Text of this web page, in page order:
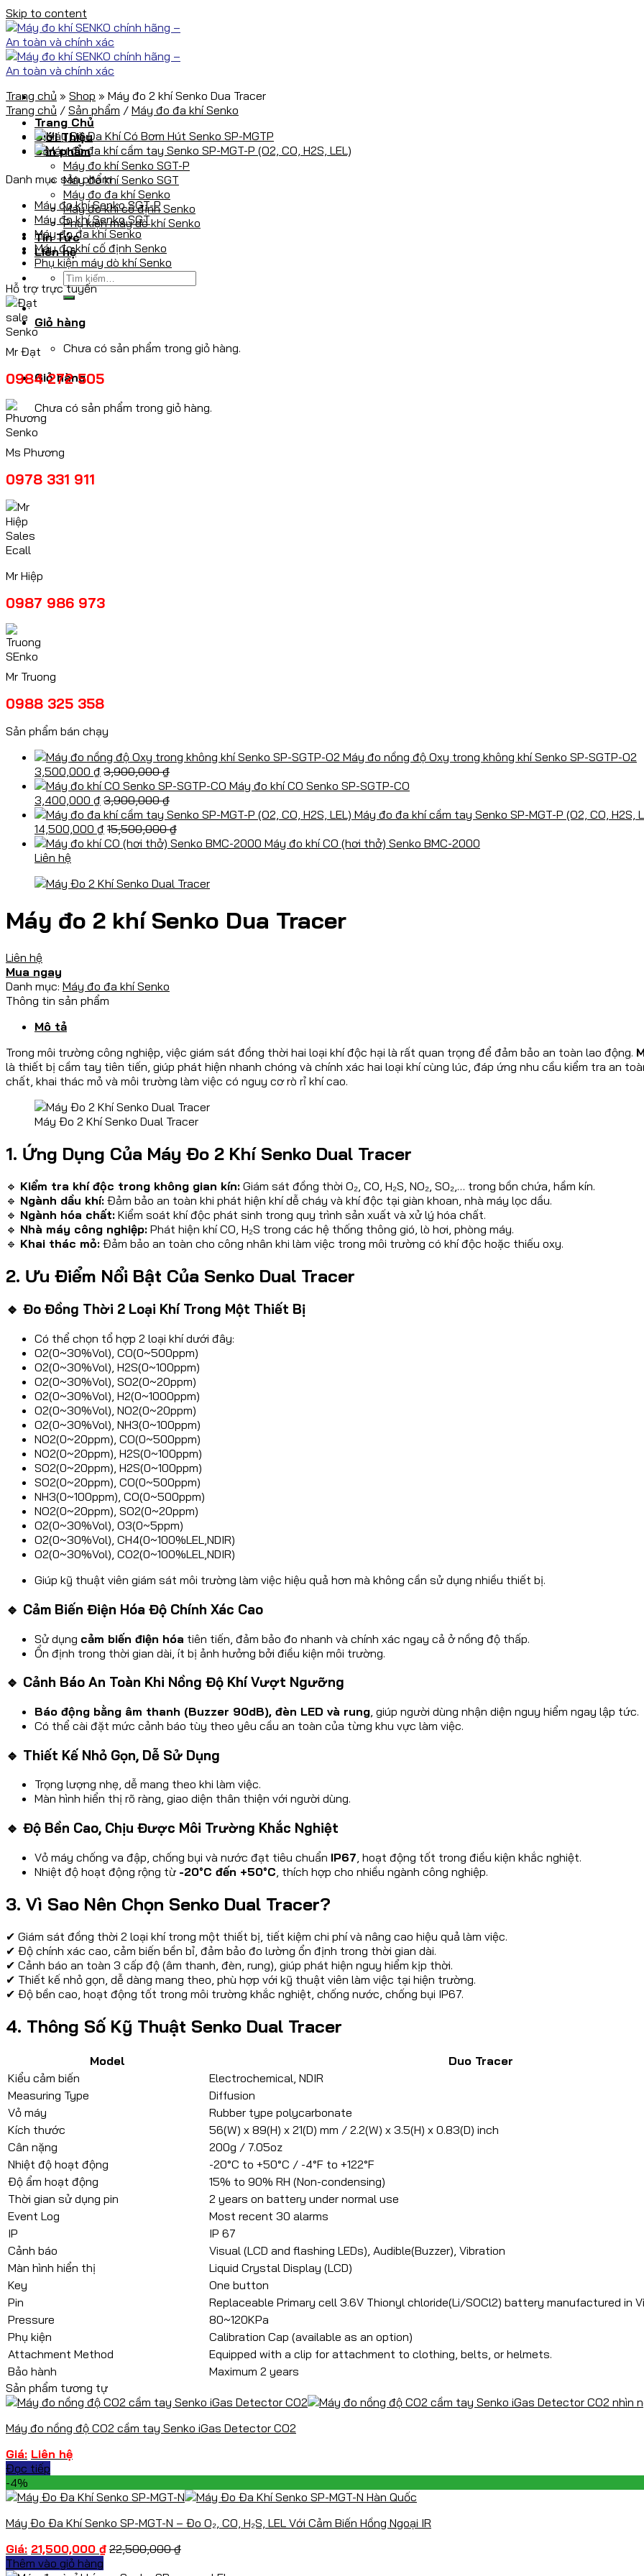
Skip to content
Trang Chủ
Giới Thiệu
Sản phẩm
Máy đo khí Senko SGT-P
Máy đo khí Senko SGT
Máy đo đa khí Senko
Máy đo khí cố định Senko
Phụ kiện máy dò khí Senko
Tin Tức
Liên hệ
Giỏ hàng
Chưa có sản phẩm trong giỏ hàng.
Giỏ hàng
Chưa có sản phẩm trong giỏ hàng.
Trang chủ » Shop » Máy đo 2 khí Senko Dua Tracer
Trang chủ / Sản phẩm / Máy đo đa khí Senko
Danh mục sản phẩm
Máy đo khí Senko SGT-P
Máy đo khí Senko SGT
Máy đo đa khí Senko
Máy đo khí cố định Senko
Phụ kiện máy dò khí Senko
Hỗ trợ trực tuyến
Mr Đạt
0984 272 505
Ms Phương
0978 331 911
Mr Hiệp
0987 986 973
Mr Truong
0988 325 358
Sản phẩm bán chạy
Máy đo nồng độ Oxy trong không khí Senko SP-SGTP-O2
3,500,000 ₫ 3,900,000₫
Máy đo khí CO Senko SP-SGTP-CO
3,400,000 ₫ 3,900,000₫
Máy đo đa khí cầm tay Senko SP-MGT-P (O2, CO, H2S,
14,500,000 ₫ 15,500,000₫
Máy đo khí CO (hơi thở) Senko BMC-2000
Liên hệ
Máy đo 2 khí Senko Dua Tracer
Liên hệ
Mua ngay
Danh mục: Máy đo đa khí Senko
Thông tin sản phẩm
Mô tả
Trong môi trường công nghiệp, việc giám sát đồng thời hai loại khí độc hại là rất quan trọng để đảm bảo an toàn lao động.
là thiết bị cầm tay tiên tiến, giúp phát hiện nhanh chóng và chính xác hai loại khí cùng lúc, đáp ứng nhu cầu kiểm tra an
chất, khai thác mỏ và môi trường làm việc có nguy cơ rò rỉ khí cao.
Máy Đo 2 Khí Senko Dual Tracer
1. Ứng Dụng Của Máy Đo 2 Khí Senko Dual Tracer
🔹 Kiểm tra khí độc trong không gian kín: Giám sát đồng thời O₂, CO, H₂S, NO₂, SO₂,… trong bồn chứa, hầm kín.
🔹 Ngành dầu khí: Đảm bảo an toàn khi phát hiện khí dễ cháy và khí độc tại giàn khoan, nhà máy lọc dầu.
🔹 Ngành hóa chất: Kiểm soát khí độc phát sinh trong quy trình sản xuất và xử lý hóa chất.
🔹 Nhà máy công nghiệp: Phát hiện khí CO, H₂S trong các hệ thống thông gió, lò hơi, phòng máy.
🔹 Khai thác mỏ: Đảm bảo an toàn cho công nhân khi làm việc trong môi trường có khí độc hoặc thiếu oxy.
2. Ưu Điểm Nổi Bật Của Senko Dual Tracer
🔹 Đo Đồng Thời 2 Loại Khí Trong Một Thiết Bị
Có thể chọn tổ hợp 2 loại khí dưới đây:
O2(0~30%Vol), CO(0~500ppm)
O2(0~30%Vol), H2S(0~100ppm)
O2(0~30%Vol), SO2(0~20ppm)
O2(0~30%Vol), H2(0~1000ppm)
O2(0~30%Vol), NO2(0~20ppm)
O2(0~30%Vol), NH3(0~100ppm)
NO2(0~20ppm), CO(0~500ppm)
NO2(0~20ppm), H2S(0~100ppm)
SO2(0~20ppm), H2S(0~100ppm)
SO2(0~20ppm), CO(0~500ppm)
NH3(0~100ppm), CO(0~500ppm)
NO2(0~20ppm), SO2(0~20ppm)
O2(0~30%Vol), O3(0~5ppm)
O2(0~30%Vol), CH4(0~100%LEL,NDIR)
O2(0~30%Vol), CO2(0~100%LEL,NDIR)
Giúp kỹ thuật viên giám sát môi trường làm việc hiệu quả hơn mà không cần sử dụng nhiều thiết bị.
🔹 Cảm Biến Điện Hóa Độ Chính Xác Cao
Sử dụng cảm biến điện hóa tiên tiến, đảm bảo đo nhanh và chính xác ngay cả ở nồng độ thấp.
Ổn định trong thời gian dài, ít bị ảnh hưởng bởi điều kiện môi trường.
🔹 Cảnh Báo An Toàn Khi Nồng Độ Khí Vượt Ngưỡng
Báo động bằng âm thanh (Buzzer 90dB), đèn LED và rung, giúp người dùng nhận diện nguy hiểm ngay lập tức.
Có thể cài đặt mức cảnh báo tùy theo yêu cầu an toàn của từng khu vực làm việc.
🔹 Thiết Kế Nhỏ Gọn, Dễ Sử Dụng
Trọng lượng nhẹ, dễ mang theo khi làm việc.
Màn hình hiển thị rõ ràng, giao diện thân thiện với người dùng.
🔹 Độ Bền Cao, Chịu Được Môi Trường Khắc Nghiệt
Vỏ máy chống va đập, chống bụi và nước đạt tiêu chuẩn IP67 , hoạt động tốt trong điều kiện khắc nghiệt.
Nhiệt độ hoạt động rộng từ -20°C đến +50°C , thích hợp cho nhiều ngành công nghiệp.
3. Vì Sao Nên Chọn Senko Dual Tracer?
✔ Giám sát đồng thời 2 loại khí trong một thiết bị, tiết kiệm chi phí và nâng cao hiệu quả làm việc.
✔ Độ chính xác cao, cảm biến bền bỉ, đảm bảo đo lường ổn định trong thời gian dài.
✔ Cảnh báo an toàn 3 cấp độ (âm thanh, đèn, rung), giúp phát hiện nguy hiểm kịp thời.
✔ Thiết kế nhỏ gọn, dễ dàng mang theo, phù hợp với kỹ thuật viên làm việc tại hiện trường.
✔ Độ bền cao, hoạt động tốt trong môi trường khắc nghiệt, chống nước, chống bụi IP67.
4. Thông Số Kỹ Thuật Senko Dual Tracer
Model
Duo Tracer
Kiểu cảm biến
Electrochemical, NDIR
Measuring Type
Diffusion
Vỏ máy
Rubber type polycarbonate
Kích thước
56(W) x 89(H) x 21(D) mm / 2.2(W) x 3.5(H) x 0.83(D) inch
Cân nặng
200g / 7.05oz
Nhiệt độ hoạt động
-20°C to +50°C / -4°F to +122°F
Độ ẩm hoạt động
15% to 90% RH (Non-condensing)
Thời gian sử dụng pin
2 years on battery under normal use
Event Log
Most recent 30 alarms
IP
IP 67
Cảnh báo
Visual (LCD and flashing LEDs), Audible(Buzzer), Vibration
Màn hình hiển thị
Liquid Crystal Display (LCD)
Key
One button
Pin
Replaceable Primary cell 3.6V Thionyl chloride(Li/SOCl2) battery manufactured in
Pressure
80~120KPa
Phụ kiện
Calibration Cap (available as an option)
Attachment Method
Equipped with a clip for attachment to clothing, belts, or helmets.
Bảo hành
Maximum 2 years
Sản phẩm tương tự
Máy đo nồng độ CO2 cầm tay Senko iGas Detector CO2
Liên hệ
Đọc tiếp
-4%
Máy Đo Đa Khí Senko SP-MGT-N – Đo O₂, CO, H₂S, LEL Với Cảm Biến Hồng Ngoại IR
21,500,000 ₫ 22,500,000₫
Thêm vào giỏ hàng